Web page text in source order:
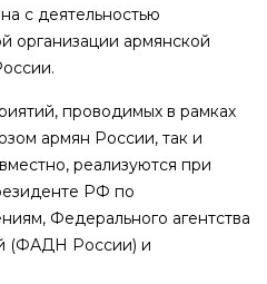
с деятельностью
организации армянской
проводимых в рамках
армян России, так и
реализуются при
РФ по
Федерального агентства
(ФАДН России) и